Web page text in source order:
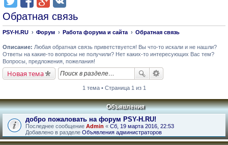
Обратная связь
PSY-H.RU Форум Работа форума и сайта Обратная связь
Описание: Любая обратная связь приветствуется! Вы что-то искали и не нашли?
Ответы на какие-то вопросы не получили? Нет каких-то интересующих Вас тем?
Вопросы, предложения, пожелания!
Новая тема
1 тема • Страница 1 из 1
Объявления
добро пожаловать на форум PSY-H.RU!
Последнее сообщение Admin « Сб, 19 марта 2016, 22:53
Добавлено в разделе Объявления администраторов